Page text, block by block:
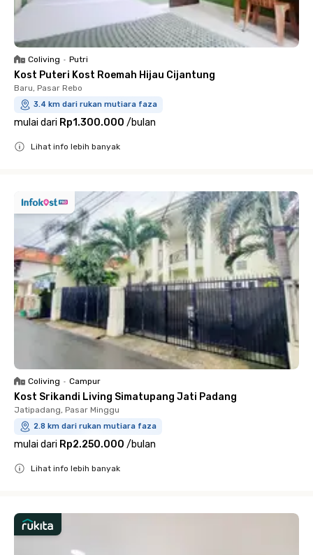
Coliving • Putri
Kost Puteri Kost Roemah Hijau Cijantung
Baru, Pasar Rebo
3.4 km dari rukan mutiara faza
mulai dari Rp1.300.000 /bulan
Lihat info lebih banyak
Coliving • Campur
Kost Srikandi Living Simatupang Jati Padang
Jatipadang, Pasar Minggu
2.8 km dari rukan mutiara faza
mulai dari Rp2.250.000 /bulan
Lihat info lebih banyak